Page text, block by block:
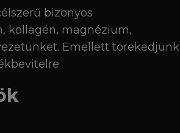
bizonyos
kollagén, magnézium,
Emellett törekedjünk